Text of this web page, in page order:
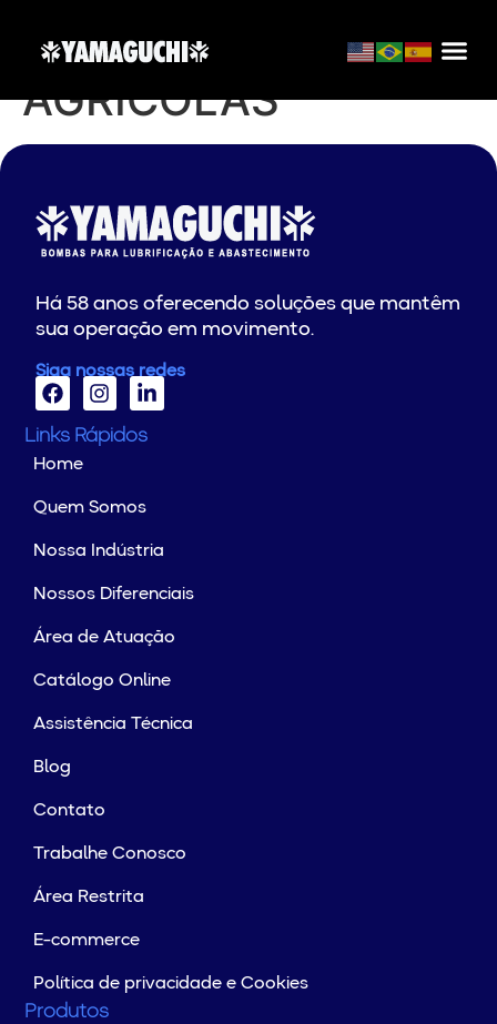
HILGERT PEÇAS
AGRÍCOLAS
Há 58 anos oferecendo soluções que mantêm
sua operação em movimento.
Siga nossas redes
Links Rápidos
Home
Quem Somos
Nossa Indústria
Nossos Diferenciais
Área de Atuação
Catálogo Online
Assistência Técnica
Blog
Contato
Trabalhe Conosco
Área Restrita
E-commerce
Política de privacidade e Cookies
Produtos